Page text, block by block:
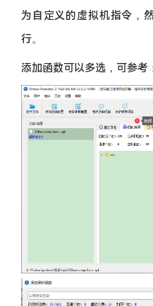
为自定义的虚拟机指令，
行。
添加函数可以多选，可参考